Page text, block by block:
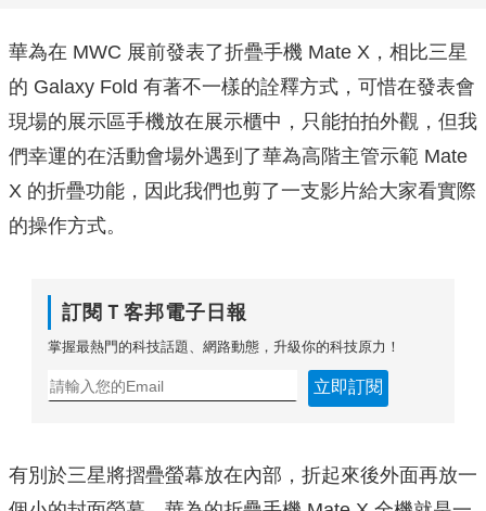
華為在 MWC 展前發表了折疊手機 Mate X，相比三星
的 Galaxy Fold 有著不一樣的詮釋方式，可惜在發表會
現場的展示區手機放在展示櫃中，只能拍拍外觀，但我
們幸運的在活動會場外遇到了華為高階主管示範 Mate
X 的折疊功能，因此我們也剪了一支影片給大家看實際
的操作方式。
訂閱Ｔ客邦電子日報
掌握最熱門的科技話題、網路動態，升級你的科技原力！
立即訂閱
有別於三星將摺疊螢幕放在內部，折起來後外面再放一